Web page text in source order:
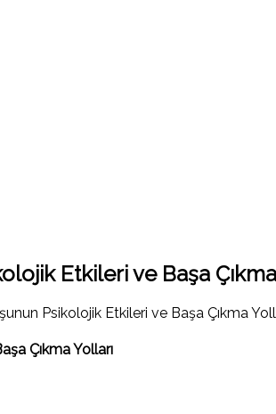
Etkileri ve Başa
Psikolojik Etkileri ve Başa Çıkma
Çıkma Yolları